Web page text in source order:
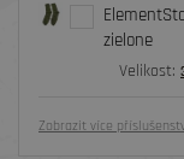
zielone
Velikost:
Zobrazit více